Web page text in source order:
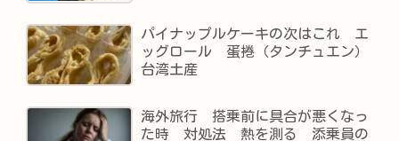
パイナップルケーキの次はこれ エ
ッグロール 蛋捲（タンチュエン）
台湾土産
海外旅行 搭乗前に具合が悪くなっ
た時 対処法 熱を測る 添乗員の